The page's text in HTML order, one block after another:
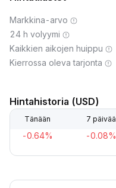
Markkina-arvo
24 h volyymi
Kaikkien aikojen huippu
Kierrossa oleva tarjonta
Hintahistoria (USD)
Tänään 7 päivää
-0.64% -0.08%